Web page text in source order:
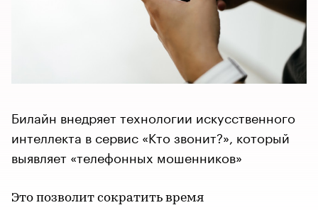
Билайн внедряет технологии искусственного
интеллекта в сервис «Кто звонит?», который
выявляет «телефонных мошенников»
Это позволит сократить время